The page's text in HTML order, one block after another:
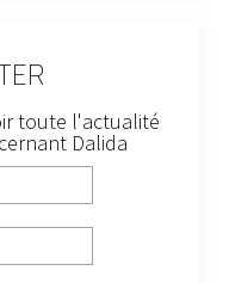
toute l'actualité
Dalida